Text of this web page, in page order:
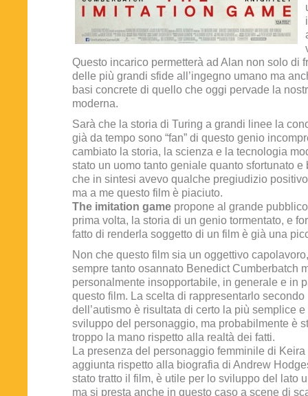
Questo incarico permetterà ad Alan non solo di
delle più grandi sfide all’ingegno umano ma
basi concrete di quello che oggi pervade la
moderna.
Sarà che la storia di Turing a grandi linee la
già da tempo sono “fan” di questo genio
cambiato la storia, la scienza e la tecnologia
stato un uomo tanto geniale quanto sfortunato
che in sintesi avevo qualche pregiudizio
ma a me questo film è piaciuto.
The imitation game propone al grande
prima volta, la storia di un genio tormentato, e
fatto di renderla soggetto di un film è già una
Non che questo film sia un oggettivo
sempre tanto osannato Benedict Cumberbatch
personalmente insopportabile, in generale e in
questo film. La scelta di rappresentarlo
dell’autismo è risultata di certo la più semplice
sviluppo del personaggio, ma probabilmente è
troppo la mano rispetto alla realtà dei fatti.
La presenza del personaggio femminile di
aggiunta rispetto alla biografia di Andrew
stato tratto il film, è utile per lo sviluppo del lato
ma si presta anche in questo caso a scene di